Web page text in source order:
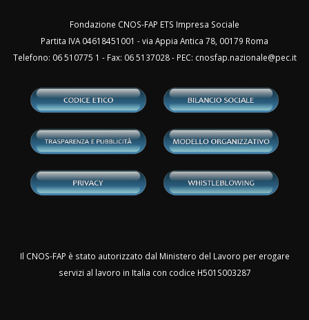
Fondazione CNOS-FAP ETS Impresa Sociale
Partita IVA 04618451001 - via Appia Antica 78, 00179 Roma
Telefono: 06 510775 1 - Fax: 06 5137028 - PEC: cnosfap.nazionale@pec.it
Il CNOS-FAP è stato autorizzato dal Ministero del Lavoro per erogare
servizi al lavoro in Italia con codice H501S003287